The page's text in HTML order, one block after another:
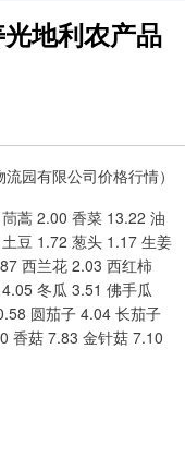
地利农产品
园有限公司价格行情）
蒿 2.00 香菜 13.22 油
豆 1.72 葱头 1.17 生姜
西兰花 2.03 西红柿
冬瓜 3.51 佛手瓜
圆茄子 4.04 长茄子
香菇 7.83 金针菇 7.10